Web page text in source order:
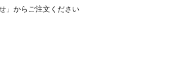
」からご注文ください